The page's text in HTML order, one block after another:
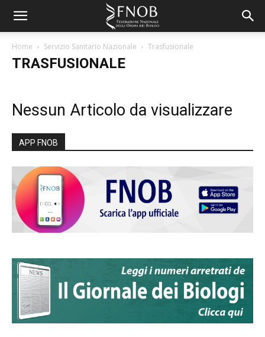
Home Servizio Sanitario Nazionale Trasfusionale
TRASFUSIONALE
Nessun Articolo da visualizzare
APP FNOB